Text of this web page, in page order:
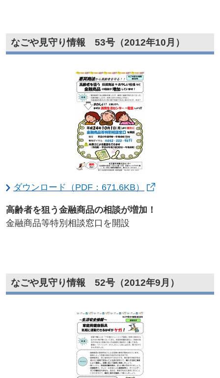
なごや見守り情報 53号（2012年10月）
ダウンロード（PDF：671.6KB）
高齢者を狙う金融商品の相談が増加！​
金融商品等特別相談窓口を開設
なごや見守り情報 52号（2012年9月）